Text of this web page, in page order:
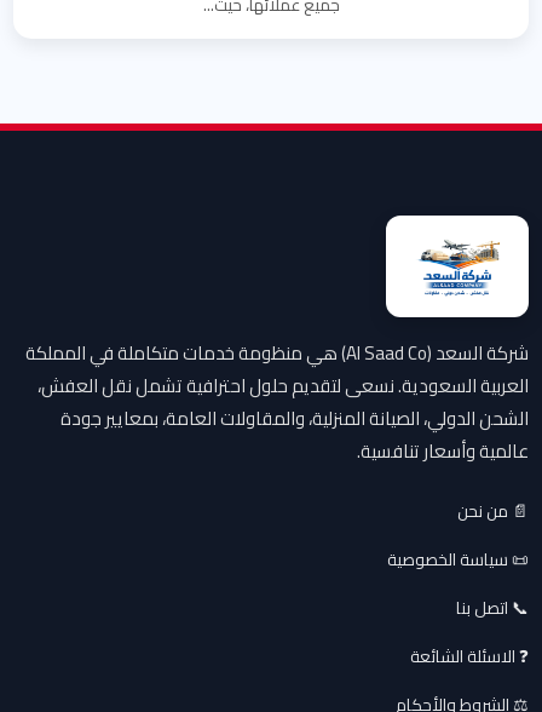
شركة السعد (Al Saad Co) هي منظومة خدمات متكاملة في المملكة
العربية السعودية. نسعى لتقديم حلول احترافية تشمل نقل العفش،
الشحن الدولي، الصيانة المنزلية، والمقاولات العامة، بمعايير جودة
عالمية وأسعار تنافسية.
📄 من نحن
📜 سياسة الخصوصية
📞 اتصل بنا
❓ الاسئلة الشائعة
⚖️ الشروط والأحكام